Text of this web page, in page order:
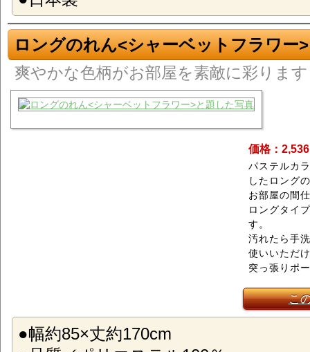
ロングのれん<シャーベットフラワー>
爽やかな色柄がお部屋を素敵に彩ります
価格：
パステルカ
したロング
お部屋の間
ロングタイ
す。
汚れたら手
使いいただ
突っ張りポ
こ
●幅約85×丈約170cm